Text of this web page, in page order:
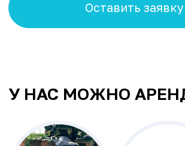
ГДЕ ВАМ УДОБНЕЕ ПОЛУЧИТЬ И
ВЕРНУТЬ МАШИНУ